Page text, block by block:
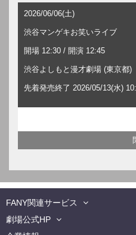
2026/06/06(土)
渋谷マンゲキお笑いライブ
開場 12:30 / 開演 12:45
渋谷よしもと漫才劇場 (東京都)
先着発売終了 2026/05/13(水)
FANY関連サービス
劇場公式HP